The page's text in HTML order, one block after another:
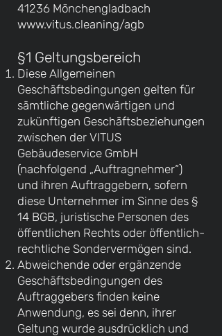
41236 Mönchengladbach
www.vitus.cleaning/agb
§1 Geltungsbereich
Diese Allgemeinen
Geschäftsbedingungen gelten für
sämtliche gegenwärtigen und
zukünftigen Geschäftsbeziehungen
zwischen der VITUS
Gebäudeservice GmbH
(nachfolgend „Auftragnehmer“)
und ihren Auftraggebern, sofern
diese Unternehmer im Sinne des §
14 BGB, juristische Personen des
öffentlichen Rechts oder öffentlich-
rechtliche Sondervermögen sind.
Abweichende oder ergänzende
Geschäftsbedingungen des
Auftraggebers finden keine
Anwendung, es sei denn, ihrer
Geltung wurde ausdrücklich und